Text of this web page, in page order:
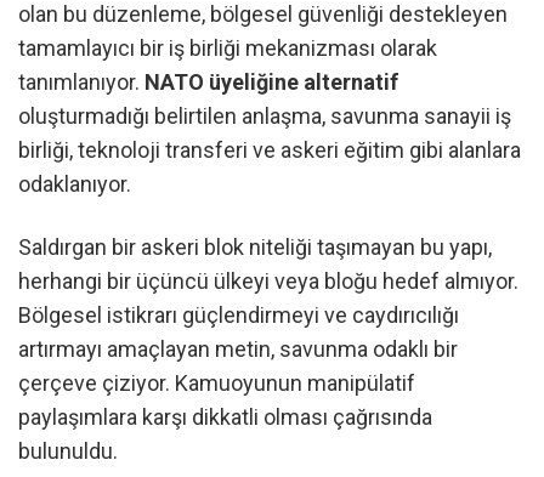
olan bu düzenleme, bölgesel güvenliği destekleyen
tamamlayıcı bir iş birliği mekanizması olarak
tanımlanıyor. NATO üyeliğine alternatif
oluşturmadığı belirtilen anlaşma, savunma sanayii iş
birliği, teknoloji transferi ve askeri eğitim gibi alanlara
odaklanıyor.
Saldırgan bir askeri blok niteliği taşımayan bu yapı,
herhangi bir üçüncü ülkeyi veya bloğu hedef almıyor.
Bölgesel istikrarı güçlendirmeyi ve caydırıcılığı
artırmayı amaçlayan metin, savunma odaklı bir
çerçeve çiziyor. Kamuoyunun manipülatif
paylaşımlara karşı dikkatli olması çağrısında
bulunuldu.